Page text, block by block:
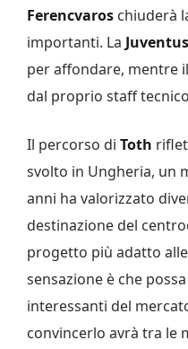
Ferencvaros chiuderà
importanti. La Juventus
per affondare, mentre
dal proprio staff
Il percorso di Toth
svolto in Ungheria, un
anni ha valorizzato
destinazione del
progetto più adatto alle
sensazione è che
interessanti del
convincerlo avrà tra le